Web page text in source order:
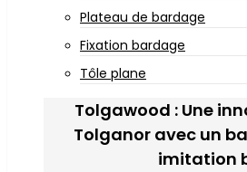
Plateau de bardage
Fixation bardage
Tôle plane
Tolgawood : Une
Tolganor avec un
imitation